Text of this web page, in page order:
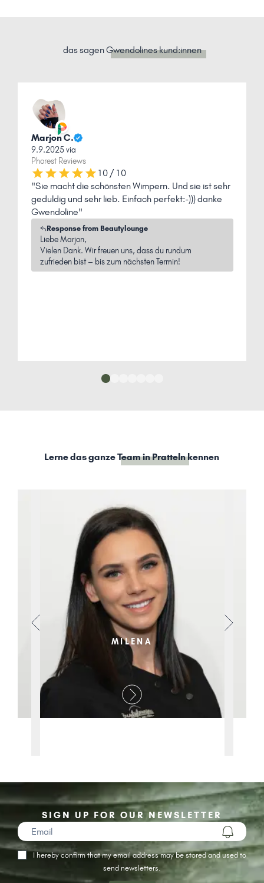
das sagenGwendolines kund:innen
Marjon C.
9.9.2025 via
Phorest Reviews
10 / 10
"Sie macht die schönsten Wimpern. Und sie ist sehr
geduldig und sehr lieb. Einfach perfekt:-))) danke
Gwendoline"
Response from Beautylounge
Liebe Marjon,
Vielen Dank. Wir freuen uns, dass du rundum
zufrieden bist – bis zum nächsten Termin!
Lerne das ganzeTeam in Prattelnkennen
MILENA
SIGN UP FOR OUR NEWSLETTER
I hereby confirm that my email address may be stored and used to
send newsletters.